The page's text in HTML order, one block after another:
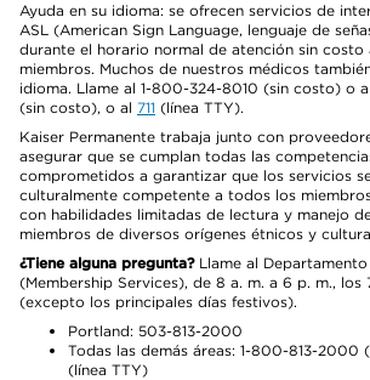
Ayuda en su idioma: se ofrecen servicios de
ASL (American Sign Language, lenguaje de
durante el horario normal de atención sin costo
miembros. Muchos de nuestros médicos
idioma. Llame al 1-800-324-8010 (sin costo) o
(sin costo), o al 711 (línea TTY).
Kaiser Permanente trabaja junto con
asegurar que se cumplan todas las
comprometidos a garantizar que los servicios
culturalmente competente a todos los
con habilidades limitadas de lectura y manejo
miembros de diversos orígenes étnicos y
¿Tiene alguna pregunta?Llame al
(Membership Services), de 8 a. m. a 6 p. m., los
(excepto los principales días festivos).
Portland: 503-813-2000
Todas las demás áreas: 1-800-813-2000
(línea TTY)